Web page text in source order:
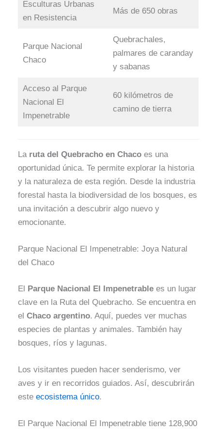
Esculturas Urbanas
en Resistencia
Más de 650 obras
Parque Nacional
Chaco
Quebrachales,
palmares de caranday
y sabanas
Acceso al Parque
Nacional El
Impenetrable
60 kilómetros de
camino de tierra
La ruta del Quebracho en Chaco es una
oportunidad única. Te permite explorar la historia
y la naturaleza de esta región. Desde la industria
forestal hasta la biodiversidad de los bosques, es
una invitación a descubrir algo nuevo y
emocionante.
Parque Nacional El Impenetrable: Joya Natural
del Chaco
El Parque Nacional El Impenetrable es un lugar
clave en la Ruta del Quebracho. Se encuentra en
el Chaco argentino. Aquí, puedes ver muchas
especies de plantas y animales. También hay
bosques, ríos y lagunas.
Los visitantes pueden hacer senderismo, ver
aves y ir en recorridos guiados. Así, descubrirán
este ecosistema único.
El Parque Nacional El Impenetrable tiene 128,900